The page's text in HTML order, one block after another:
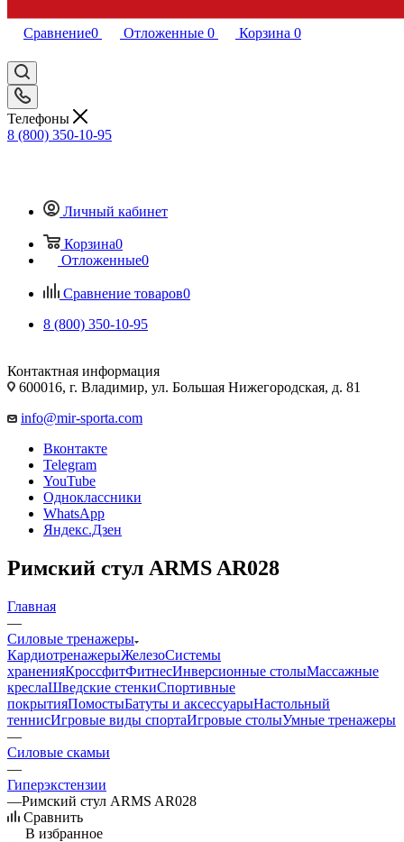
Сравнение0 Отложенные 0 Корзина 0
Телефоны
8 (800) 350-10-95
Личный кабинет
Корзина0
Отложенные0
Сравнение товаров0
8 (800) 350-10-95
Контактная информация
600016, г. Владимир, ул. Большая Нижегородская, д. 81
info@mir-sporta.com
Вконтакте
Telegram
YouTube
Одноклассники
WhatsApp
Яндекс.Дзен
Римский стул ARMS AR028
Главная
—
Силовые тренажеры
КардиотренажерыЖелезоСистемы
храненияКроссфитФитнесИнверсионные столыМассажные
креслаШведские стенкиСпортивные
покрытияПомостыБатуты и аксессуарыНастольный
теннисИгровые виды спортаИгровые столыУмные тренажеры
—
Силовые скамьи
—
Гиперэкстензии
—Римский стул ARMS AR028
Сравнить
В избранное